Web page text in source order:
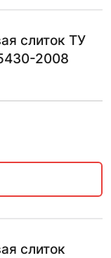
слиток ТУ
2008
слиток